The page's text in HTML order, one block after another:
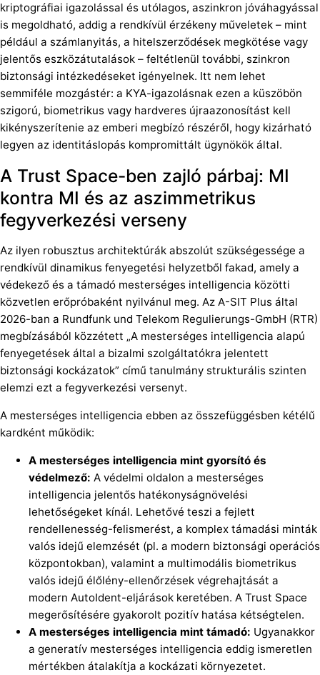
kriptográfiai igazolással és utólagos, aszinkron jóváhagyással
is megoldható, addig a rendkívül érzékeny műveletek – mint
például a számlanyitás, a hitelszerződések megkötése vagy
jelentős eszközátutalások – feltétlenül további, szinkron
biztonsági intézkedéseket igényelnek. Itt nem lehet
semmiféle mozgástér: a KYA-igazolásnak ezen a küszöbön
szigorú, biometrikus vagy hardveres újraazonosítást kell
kikényszerítenie az emberi megbízó részéről, hogy kizárható
legyen az identitáslopás kompromittált ügynökök által.
A Trust Space-ben zajló párbaj: MI
kontra MI és az aszimmetrikus
fegyverkezési verseny
Az ilyen robusztus architektúrák abszolút szükségessége a
rendkívül dinamikus fenyegetési helyzetből fakad, amely a
védekező és a támadó mesterséges intelligencia közötti
közvetlen erőpróbaként nyilvánul meg. Az A-SIT Plus által
2026-ban a Rundfunk und Telekom Regulierungs-GmbH (RTR)
megbízásából közzétett „A mesterséges intelligencia alapú
fenyegetések által a bizalmi szolgáltatókra jelentett
biztonsági kockázatok” című tanulmány strukturális szinten
elemzi ezt a fegyverkezési versenyt.
A mesterséges intelligencia ebben az összefüggésben kétélű
kardként működik:
A mesterséges intelligencia mint gyorsító és
védelmező: A védelmi oldalon a mesterséges
intelligencia jelentős hatékonyságnövelési
lehetőségeket kínál. Lehetővé teszi a fejlett
rendellenesség-felismerést, a komplex támadási minták
valós idejű elemzését (pl. a modern biztonsági operációs
központokban), valamint a multimodális biometrikus
valós idejű élőlény-ellenőrzések végrehajtását a
modern AutoIdent-eljárások keretében. A Trust Space
megerősítésére gyakorolt pozitív hatása kétségtelen.
A mesterséges intelligencia mint támadó: Ugyanakkor
a generatív mesterséges intelligencia eddig ismeretlen
mértékben átalakítja a kockázati környezetet.